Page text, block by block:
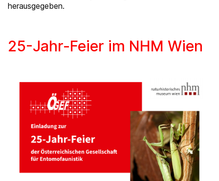
herausgegeben.
25-Jahr-Feier im NHM Wien